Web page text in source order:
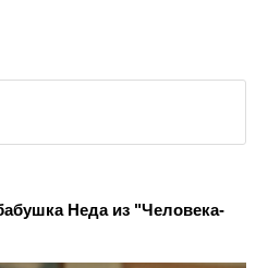
Неда из "Человека-